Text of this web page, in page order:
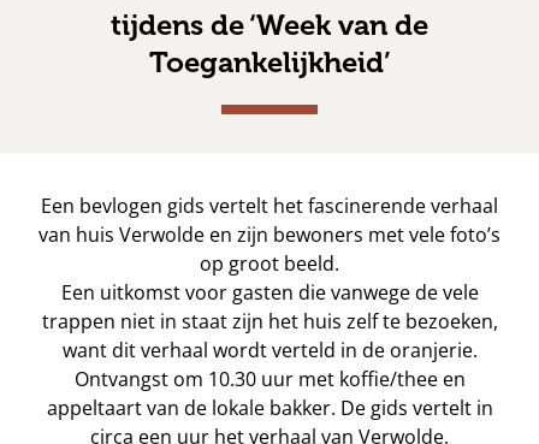
tijdens de ‘Week van de
Toegankelijkheid’
Een bevlogen gids vertelt het fascinerende verhaal
van huis Verwolde en zijn bewoners met vele foto’s
op groot beeld.
Een uitkomst voor gasten die vanwege de vele
trappen niet in staat zijn het huis zelf te bezoeken,
want dit verhaal wordt verteld in de oranjerie.
Ontvangst om 10.30 uur met koffie/thee en
appeltaart van de lokale bakker. De gids vertelt in
circa een uur het verhaal van Verwolde.